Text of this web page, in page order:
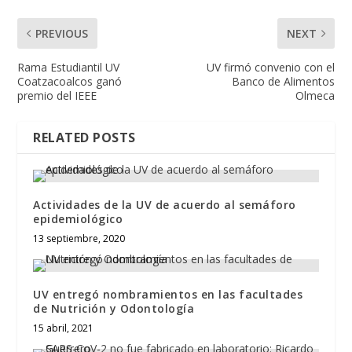
PREVIOUS
Rama Estudiantil UV
Coatzacoalcos ganó
premio del IEEE
NEXT
UV firmó convenio con el
Banco de Alimentos
Olmeca
RELATED POSTS
Actividades de la UV de acuerdo al semáforo
epidemiológico
13 septiembre, 2020
UV entregó nombramientos en las facultades
de Nutrición y Odontología
15 abril, 2021